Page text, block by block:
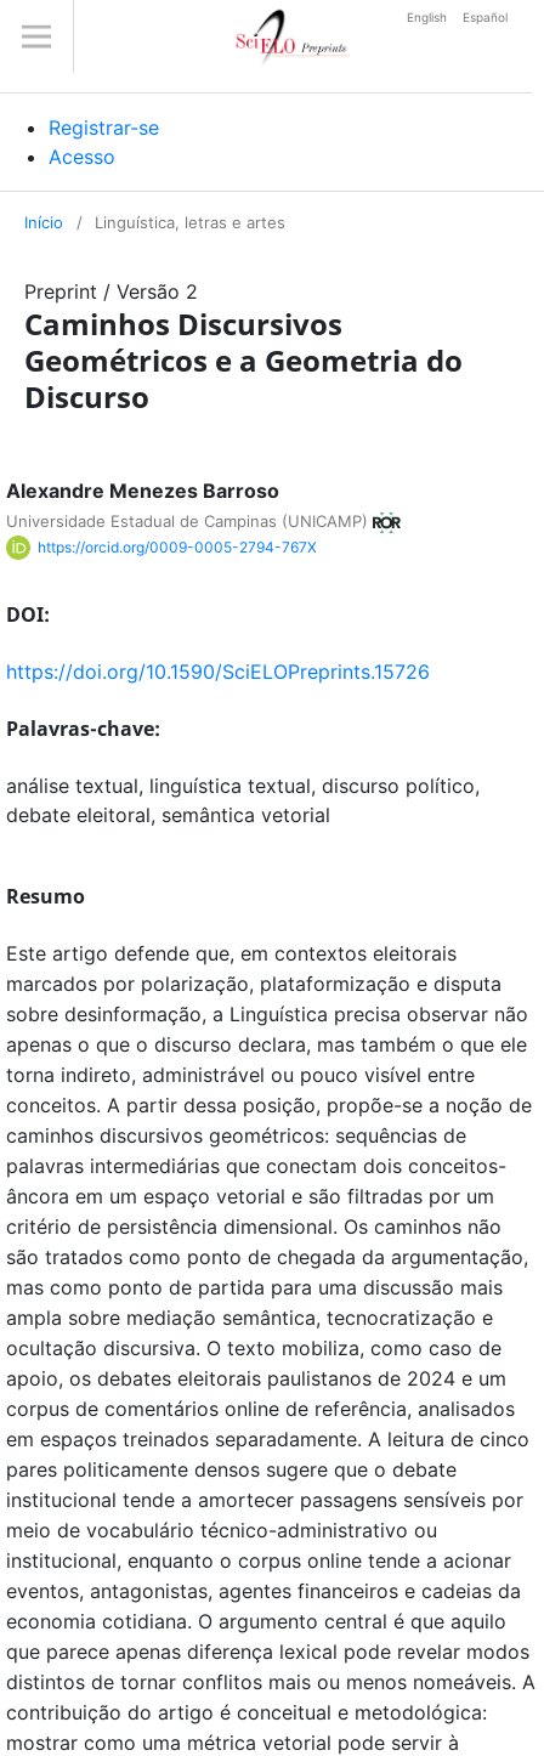
Registrar-se
Acesso
English Español
Início / Linguística, letras e artes
Preprint / Versão 2
Caminhos Discursivos
Geométricos e a Geometria do
Discurso
Alexandre Menezes Barroso
Universidade Estadual de Campinas (UNICAMP)
https://orcid.org/0009-0005-2794-767X
DOI:
https://doi.org/10.1590/SciELOPreprints.15726
Palavras-chave:
análise textual, linguı́stica textual, discurso polı́tico,
debate eleitoral, semântica vetorial
Resumo
Este artigo defende que, em contextos eleitorais
marcados por polarização, plataformização e disputa
sobre desinformação, a Linguística precisa observar não
apenas o que o discurso declara, mas também o que ele
torna indireto, administrável ou pouco visível entre
conceitos. A partir dessa posição, propõe-se a noção de
caminhos discursivos geométricos: sequências de
palavras intermediárias que conectam dois conceitos-
âncora em um espaço vetorial e são filtradas por um
critério de persistência dimensional. Os caminhos não
são tratados como ponto de chegada da argumentação,
mas como ponto de partida para uma discussão mais
ampla sobre mediação semântica, tecnocratização e
ocultação discursiva. O texto mobiliza, como caso de
apoio, os debates eleitorais paulistanos de 2024 e um
corpus de comentários online de referência, analisados
em espaços treinados separadamente. A leitura de cinco
pares politicamente densos sugere que o debate
institucional tende a amortecer passagens sensíveis por
meio de vocabulário técnico-administrativo ou
institucional, enquanto o corpus online tende a acionar
eventos, antagonistas, agentes financeiros e cadeias da
economia cotidiana. O argumento central é que aquilo
que parece apenas diferença lexical pode revelar modos
distintos de tornar conflitos mais ou menos nomeáveis. A
contribuição do artigo é conceitual e metodológica:
mostrar como uma métrica vetorial pode servir à